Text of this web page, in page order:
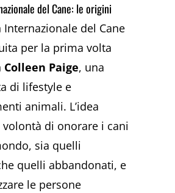
del Cane: le origini
Internazionale del Cane
per la prima volta
Colleen Paige, una
di lifestyle e
animali. L’idea
volontà di onorare i cani
sia quelli
quelli abbandonati, e
le persone